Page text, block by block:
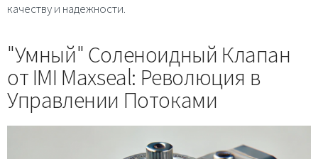
качеству и надежности.
"Умный" Соленоидный Клапан
от IMI Maxseal: Революция в
Управлении Потоками